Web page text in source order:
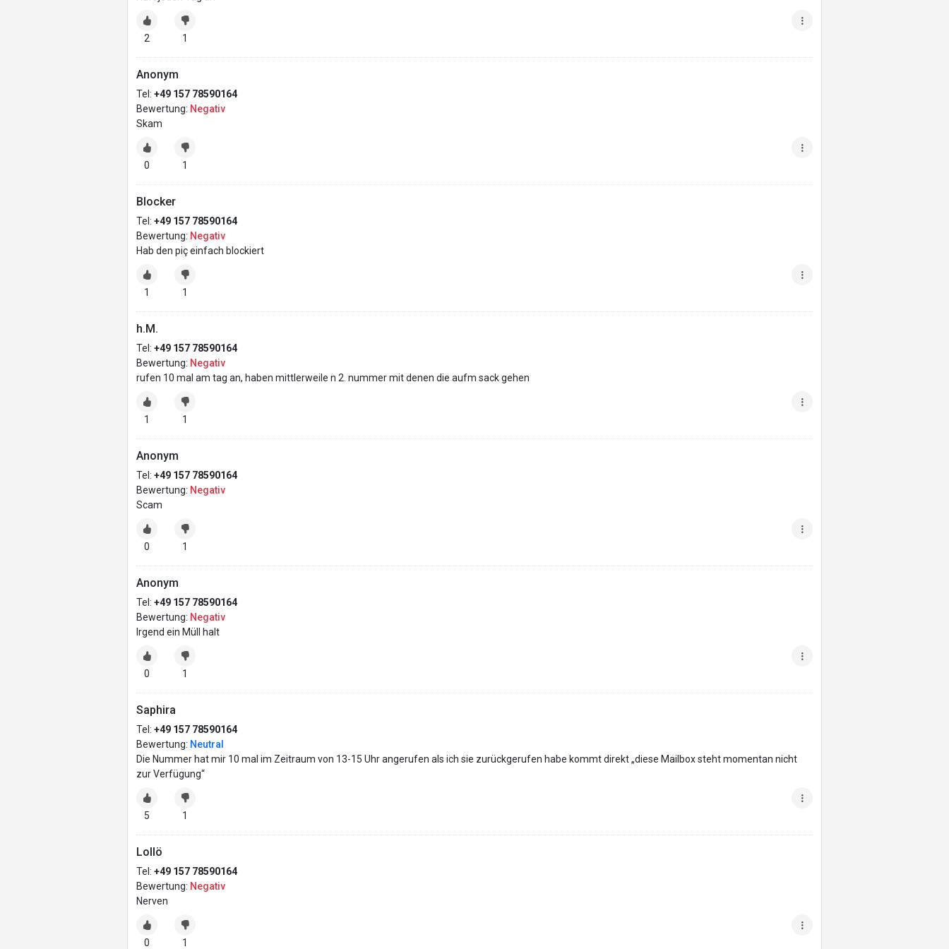
2 1
Anonym
Tel: +49 157 78590164
Bewertung: Negativ
Skam
0 1
Blocker
Tel: +49 157 78590164
Bewertung: Negativ
Hab den piç einfach blockiert
1 1
h.M.
Tel: +49 157 78590164
Bewertung: Negativ
rufen 10 mal am tag an, haben mittlerweile n 2. nummer mit denen die aufm sack gehen
1 1
Anonym
Tel: +49 157 78590164
Bewertung: Negativ
Scam
0 1
Anonym
Tel: +49 157 78590164
Bewertung: Negativ
Irgend ein Müll halt
0 1
Saphira
Tel: +49 157 78590164
Bewertung: Neutral
Die Nummer hat mir 10 mal im Zeitraum von 13-15 Uhr angerufen als ich sie zurückgerufen habe kommt direkt „diese Mailbox steht momentan nicht
zur Verfügung“
5 1
Lollö
Tel: +49 157 78590164
Bewertung: Negativ
Nerven
0 1